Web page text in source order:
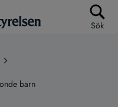
Sök
barn